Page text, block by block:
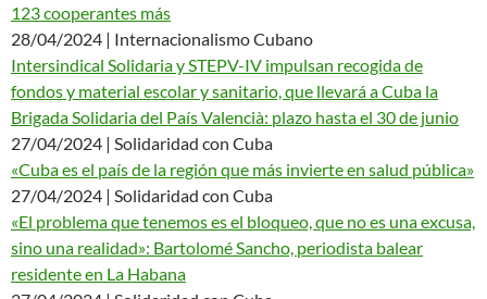
123 cooperantes más
28/04/2024 | Internacionalismo Cubano
Intersindical Solidaria y STEPV-IV impulsan recogida de
fondos y material escolar y sanitario, que llevará a Cuba la
Brigada Solidaria del País Valencià: plazo hasta el 30 de junio
27/04/2024 | Solidaridad con Cuba
«Cuba es el país de la región que más invierte en salud pública»
27/04/2024 | Solidaridad con Cuba
«El problema que tenemos es el bloqueo, que no es una excusa,
sino una realidad»: Bartolomé Sancho, periodista balear
residente en La Habana